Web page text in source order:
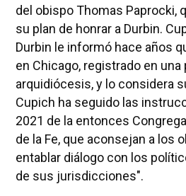
del obispo Thomas Paprocki,
su plan de honrar a Durbin.
Durbin le informó hace años
en Chicago, registrado en una
arquidiócesis, y lo considera
Cupich ha seguido las
2021 de la entonces
de la Fe, que aconsejan a los
entablar diálogo con los
de sus jurisdicciones".